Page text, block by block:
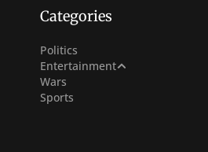
Categories
Politics
Entertainment
Netflix
Hollywood
Wars
Sports